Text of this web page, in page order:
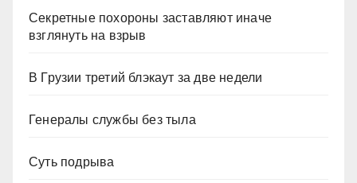
Секретные похороны заставляют иначе
взглянуть на взрыв
В Грузии третий блэкаут за две недели
Генералы службы без тыла
Суть подрыва